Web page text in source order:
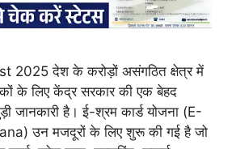
2025 देश के करोड़ों असंगठित क्षेत्र में
के लिए केंद्र सरकार की एक बेहद
जानकारी है। ई-श्रम कार्ड योजना (E-
उन मजदूरों के लिए शुरू की गई है जो